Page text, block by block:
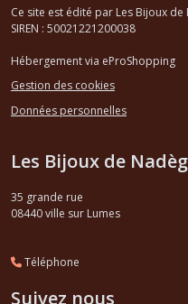
Ce site est édité par Les Bijoux de
SIREN : 50021221200038
Hébergement via eProShopping
Gestion des cookies
Données personnelles
Les Bijoux de
35 grande rue
08440ville sur Lumes
Téléphone
Suivez nous